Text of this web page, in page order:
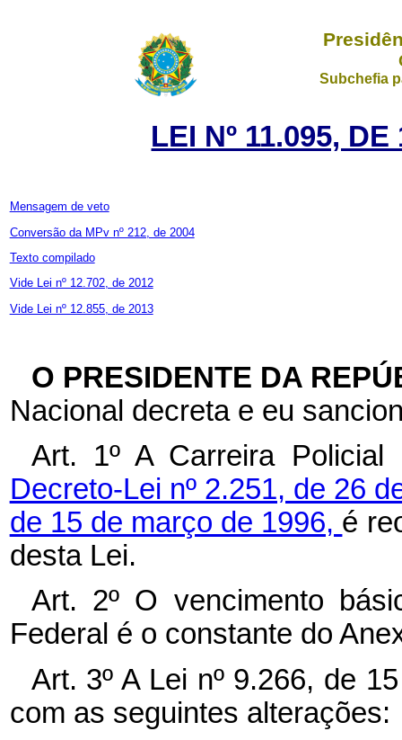
Subchefia
LEI Nº 11.095,
Mensagem de veto
Conversão da MPv nº 212, de 2004
Texto compilado
Vide Lei nº 12.702, de 2012
Vide Lei nº 12.855, de 2013
O PRESIDENTE DA
Nacional decreta e eu
Art. 1º A Carreira
Decreto-Lei nº 2.251, de 26
de 15 de março de 1996, é
desta Lei.
Art. 2º O vencimento
Federal é o constante do
Art. 3º A Lei nº 9.266, de
com as seguintes alterações: